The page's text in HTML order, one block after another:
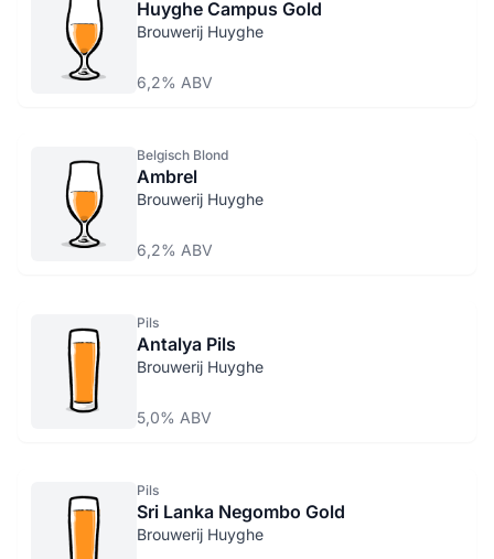
Huyghe Campus Gold
Brouwerij Huyghe
6,2% ABV
Belgisch Blond
Ambrel
Brouwerij Huyghe
6,2% ABV
Pils
Antalya Pils
Brouwerij Huyghe
5,0% ABV
Pils
Sri Lanka Negombo Gold
Brouwerij Huyghe